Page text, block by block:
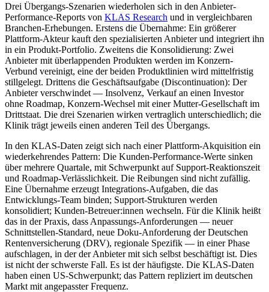
Drei Übergangs-Szenarien wiederholen sich in den Anbieter-
Performance-Reports von KLAS Research und in vergleichbaren
Branchen-Erhebungen. Erstens die Übernahme: Ein größerer
Plattform-Akteur kauft den spezialisierten Anbieter und integriert ihn
in ein Produkt-Portfolio. Zweitens die Konsolidierung: Zwei
Anbieter mit überlappenden Produkten werden im Konzern-
Verbund vereinigt, eine der beiden Produktlinien wird mittelfristig
stillgelegt. Drittens die Geschäftsaufgabe (Discontinuation): Der
Anbieter verschwindet — Insolvenz, Verkauf an einen Investor
ohne Roadmap, Konzern-Wechsel mit einer Mutter-Gesellschaft im
Drittstaat. Die drei Szenarien wirken vertraglich unterschiedlich; die
Klinik trägt jeweils einen anderen Teil des Übergangs.
In den KLAS-Daten zeigt sich nach einer Plattform-Akquisition ein
wiederkehrendes Pattern: Die Kunden-Performance-Werte sinken
über mehrere Quartale, mit Schwerpunkt auf Support-Reaktionszeit
und Roadmap-Verlässlichkeit. Die Reibungen sind nicht zufällig.
Eine Übernahme erzeugt Integrations-Aufgaben, die das
Entwicklungs-Team binden; Support-Strukturen werden
konsolidiert; Kunden-Betreuer:innen wechseln. Für die Klinik heißt
das in der Praxis, dass Anpassungs-Anforderungen — neuer
Schnittstellen-Standard, neue Doku-Anforderung der Deutschen
Rentenversicherung (DRV), regionale Spezifik — in einer Phase
aufschlagen, in der der Anbieter mit sich selbst beschäftigt ist. Dies
ist nicht der schwerste Fall. Es ist der häufigste. Die KLAS-Daten
haben einen US-Schwerpunkt; das Pattern repliziert im deutschen
Markt mit angepasster Frequenz.